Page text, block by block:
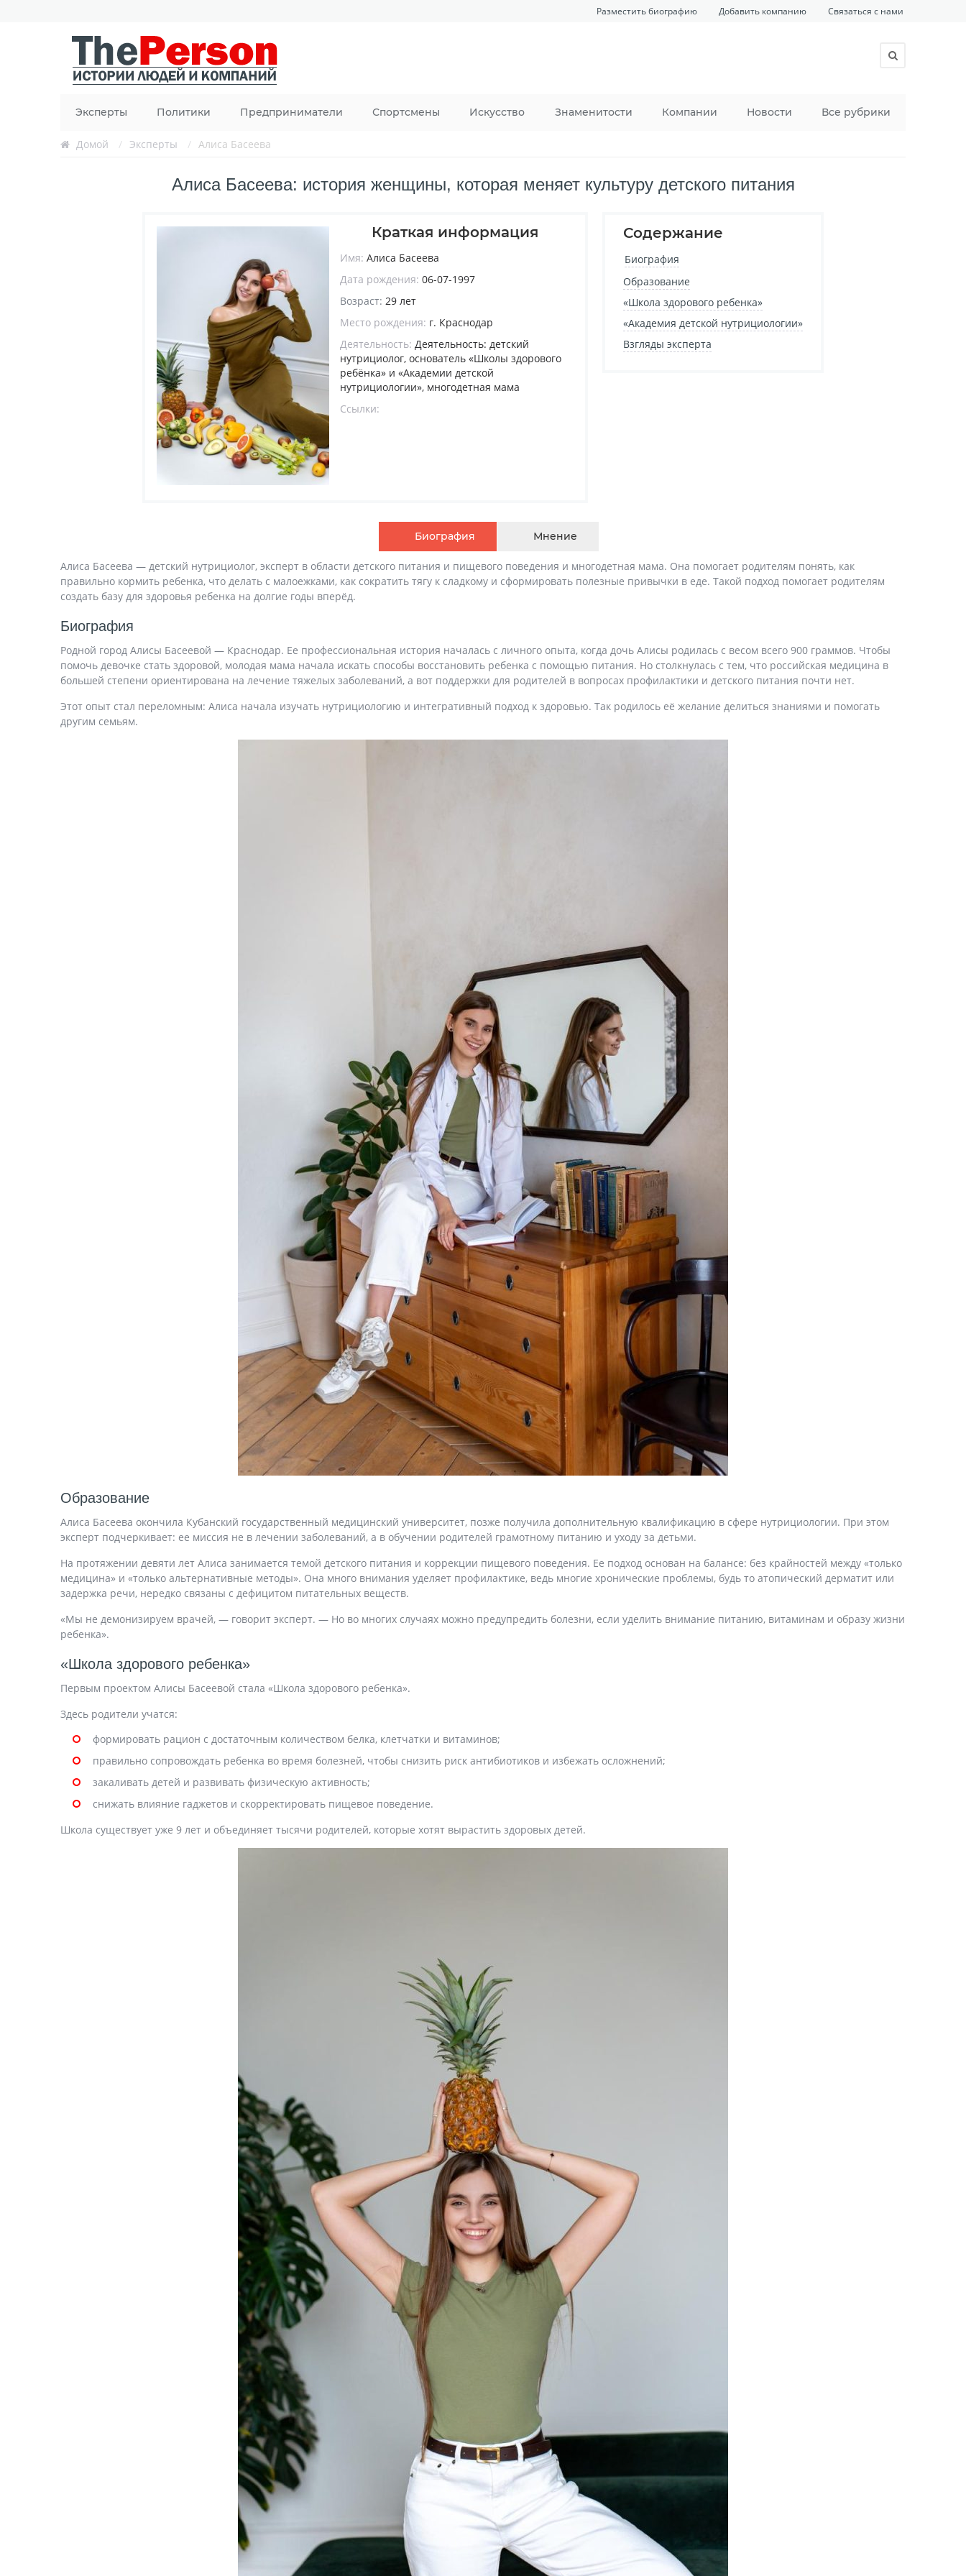
Разместить биографию Добавить компанию Связаться с нами
Эксперты Политики Предприниматели Спортсмены Искусство Знаменитости Компании Новости Все рубрики
Домой / Эксперты / Алиса Басеева
Алиса Басеева: история женщины, которая меняет культуру детского питания
Краткая информация
Имя: Алиса Басеева
Дата рождения: 06-07-1997
Возраст: 29 лет
Место рождения: г. Краснодар
Деятельность: Деятельность: детский
нутрициолог, основатель «Школы здорового
ребёнка» и «Академии детской
нутрициологии», многодетная мама
Ссылки:
Содержание
Биография
Образование
«Школа здорового ребенка»
«Академия детской нутрициологии»
Взгляды эксперта
Биография Мнение
Алиса Басеева — детский нутрициолог, эксперт в области детского питания и пищевого поведения и многодетная мама. Она помогает родителям понять, как
правильно кормить ребенка, что делать с малоежками, как сократить тягу к сладкому и сформировать полезные привычки в еде. Такой подход помогает родителям
создать базу для здоровья ребенка на долгие годы вперёд.
Биография
Родной город Алисы Басеевой — Краснодар. Ее профессиональная история началась с личного опыта, когда дочь Алисы родилась с весом всего 900 граммов. Чтобы
помочь девочке стать здоровой, молодая мама начала искать способы восстановить ребенка с помощью питания. Но столкнулась с тем, что российская медицина в
большей степени ориентирована на лечение тяжелых заболеваний, а вот поддержки для родителей в вопросах профилактики и детского питания почти нет.
Этот опыт стал переломным: Алиса начала изучать нутрициологию и интегративный подход к здоровью. Так родилось её желание делиться знаниями и помогать
другим семьям.
Образование
Алиса Басеева окончила Кубанский государственный медицинский университет, позже получила дополнительную квалификацию в сфере нутрициологии. При этом
эксперт подчеркивает: ее миссия не в лечении заболеваний, а в обучении родителей грамотному питанию и уходу за детьми.
На протяжении девяти лет Алиса занимается темой детского питания и коррекции пищевого поведения. Ее подход основан на балансе: без крайностей между «только
медицина» и «только альтернативные методы». Она много внимания уделяет профилактике, ведь многие хронические проблемы, будь то атопический дерматит или
задержка речи, нередко связаны с дефицитом питательных веществ.
«Мы не демонизируем врачей, — говорит эксперт. — Но во многих случаях можно предупредить болезни, если уделить внимание питанию, витаминам и образу жизни
ребенка».
«Школа здорового ребенка»
Первым проектом Алисы Басеевой стала «Школа здорового ребенка».
Здесь родители учатся:
формировать рацион с достаточным количеством белка, клетчатки и витаминов;
правильно сопровождать ребенка во время болезней, чтобы снизить риск антибиотиков и избежать осложнений;
закаливать детей и развивать физическую активность;
снижать влияние гаджетов и скорректировать пищевое поведение.
Школа существует уже 9 лет и объединяет тысячи родителей, которые хотят вырастить здоровых детей.